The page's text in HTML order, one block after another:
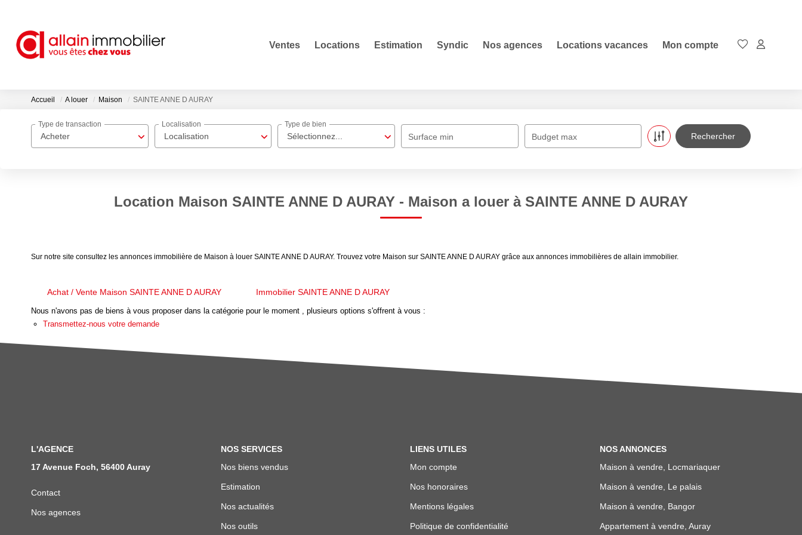
Ventes Locations Estimation Syndic Nos agences Locations vacances Mon compte
Accueil A louer Maison SAINTE ANNE D AURAY
Acheter
Type de transaction
Localisation
Localisation
Sélectionnez...
Type de bien
Surface min Budget max
Location Maison SAINTE ANNE D AURAY - Maison a louer à SAINTE ANNE D AURAY
Sur notre site consultez les annonces immobilière de Maison à louer SAINTE ANNE D AURAY. Trouvez votre Maison sur SAINTE ANNE D AURAY grâce aux annonces immobilières de allain immobilier.
Achat / Vente Maison SAINTE ANNE D AURAY Immobilier SAINTE ANNE D AURAY
Nous n'avons pas de biens à vous proposer dans la catégorie pour le moment , plusieurs options s'offrent à vous :
Transmettez-nous votre demande
L'AGENCE
17 Avenue Foch, 56400 Auray
Contact
Nos agences
NOS SERVICES
Nos biens vendus
Estimation
Nos actualités
Nos outils
LIENS UTILES
Mon compte
Nos honoraires
Mentions légales
Politique de confidentialité
NOS ANNONCES
Maison à vendre, Locmariaquer
Maison à vendre, Le palais
Maison à vendre, Bangor
Appartement à vendre, Auray